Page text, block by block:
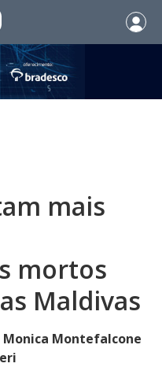
mais
mortos
Maldivas
Monica Montefalcone